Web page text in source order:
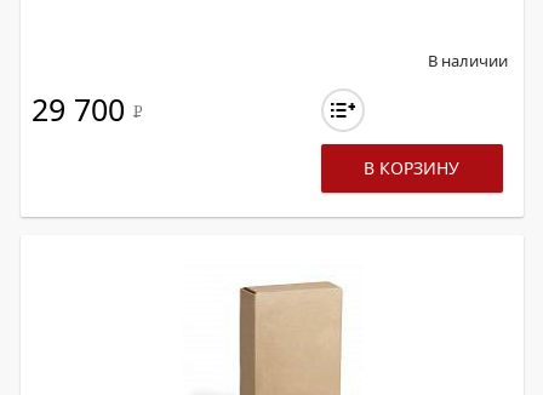
В наличии
29 700 Р
В КОРЗИНУ